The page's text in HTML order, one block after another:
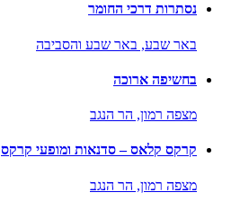
נסתרות דרכי החומר
באר שבע, באר שבע והסביבה
בחשיפה ארוכה
מצפה רמון, הר הנגב
קרקס קלאס – סדנאות ומופעי קרקס
מצפה רמון, הר הנגב